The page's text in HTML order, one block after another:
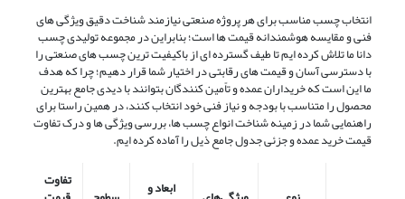
انتخاب چسب مناسب برای هر پروژه صنعتی نیازمند شناخت دقیق ویژگی ‌های
فنی و مقایسه هوشمندانه قیمت ‌ها است؛ بنابراین در مجموعه تولیدی چسب
دانا ما تلاش کرده ‌ایم تا طیف گسترده‌ ای از باکیفیت‌ ترین چسب ‌های صنعتی را
با دسترسی آسان و قیمت‌ های رقابتی در اختیار شما قرار دهیم؛ چرا که هدف
ما این است که خریداران عمده و تاًمین ‌کنندگان بتوانند با دیدی جامع بهترین
محصول را متناسب با بودجه و نیاز فنی خود انتخاب کنند، در همین راستا برای
راهنمایی شما در زمینه شناخت انواع چسب‌ ها، بررسی ویژگی ‌ها و درک تفاوت
قیمت خرید عمده و جزئی جدول جامع ذیل را آماده کرده‌ ایم.
ابعاد و تفاوت